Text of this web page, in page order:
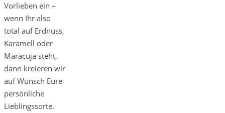
Vorlieben ein –
wenn Ihr also
total auf Erdnuss,
Karamell oder
Maracuja steht,
dann kreieren wir
auf Wunsch Eure
persönliche
Lieblingssorte.